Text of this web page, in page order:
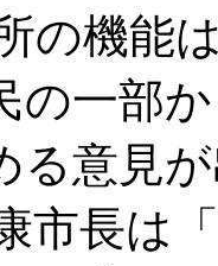
の機能
の一部
る意見
市長は